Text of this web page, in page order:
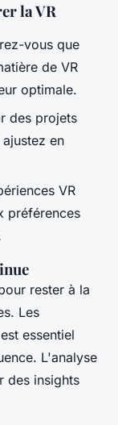
la VR
vous que
de VR
optimale.
des projets
en
VR
préférences
rester à la
Les
essentiel
L'analyse
des insights